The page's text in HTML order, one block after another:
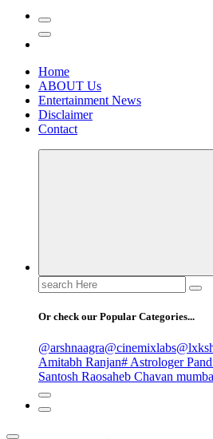
Home
ABOUT Us
Entertainment News
Disclaimer
Contact
Search
for:
Or check our Popular Categories...
@arshnaagra@cinemixlabs
Amitabh Ranjan# Astrologer
Santosh Raosaheb Chavan